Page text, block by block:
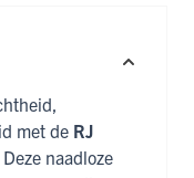
met de RJ
Deze naadloze